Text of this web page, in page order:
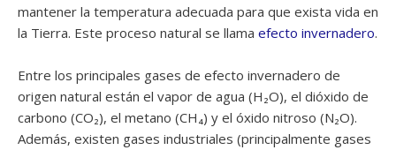
mantener la temperatura adecuada para que exista vida en
la Tierra. Este proceso natural se llama efecto invernadero.
Entre los principales gases de efecto invernadero de
origen natural están el vapor de agua (H₂O), el dióxido de
carbono (CO₂), el metano (CH₄) y el óxido nitroso (N₂O).
Además, existen gases industriales (principalmente gases